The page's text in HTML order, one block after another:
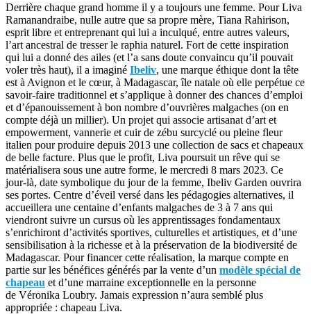
Derrière chaque grand homme il y a toujours une femme. Pour Liva
Ramanandraibe, nulle autre que sa propre mère, Tiana Rahirison,
esprit libre et entreprenant qui lui a inculqué, entre autres valeurs,
l’art ancestral de tresser le raphia naturel. Fort de cette inspiration
qui lui a donné des ailes (et l’a sans doute convaincu qu’il pouvait
voler très haut), il a imaginé Ibeliv, une marque éthique dont la tête
est à Avignon et le cœur, à Madagascar, île natale où elle perpétue ce
savoir-faire traditionnel et s’applique à donner des chances d’emploi
et d’épanouissement à bon nombre d’ouvrières malgaches (on en
compte déjà un millier). Un projet qui associe artisanat d’art et
empowerment, vannerie et cuir de zébu surcyclé ou pleine fleur
italien pour produire depuis 2013 une collection de sacs et chapeaux
de belle facture. Plus que le profit, Liva poursuit un rêve qui se
matérialisera sous une autre forme, le mercredi 8 mars 2023. Ce
jour-là, date symbolique du jour de la femme, Ibeliv Garden ouvrira
ses portes. Centre d’éveil versé dans les pédagogies alternatives, il
accueillera une centaine d’enfants malgaches de 3 à 7 ans qui
viendront suivre un cursus où les apprentissages fondamentaux
s’enrichiront d’activités sportives, culturelles et artistiques, et d’une
sensibilisation à la richesse et à la préservation de la biodiversité de
Madagascar. Pour financer cette réalisation, la marque compte en
partie sur les bénéfices générés par la vente d’un modèle spécial de
chapeau et d’une marraine exceptionnelle en la personne
de Véronika Loubry. Jamais expression n’aura semblé plus
appropriée : chapeau Liva.